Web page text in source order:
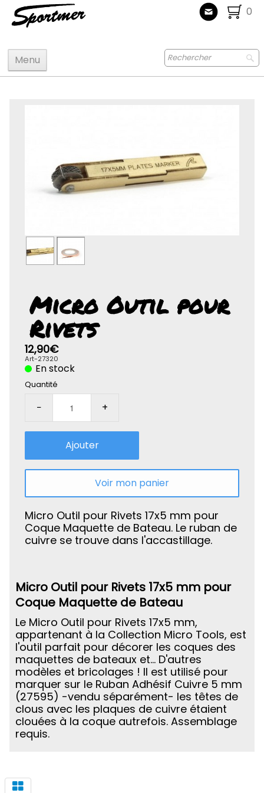
0
Menu
Peinture
Puzzle
Micro Outil pour
Rivets
12,90€
Art-27320
En stock
Quantité
− +
Ajouter
Voir mon panier
Micro Outil pour Rivets 17x5 mm pour
Coque Maquette de Bateau. Le ruban de
cuivre se trouve dans l'accastillage.
Micro Outil pour Rivets 17x5 mm pour
Coque Maquette de Bateau
Le Micro Outil pour Rivets 17x5 mm,
appartenant à la Collection Micro Tools, est
l'outil parfait pour décorer les coques des
maquettes de bateaux et... D'autres
modèles et bricolages ! Il est utilisé pour
marquer sur le Ruban Adhésif Cuivre 5 mm
(27595) -vendu séparément- les têtes de
clous avec les plaques de cuivre étaient
clouées à la coque autrefois. Assemblage
requis.